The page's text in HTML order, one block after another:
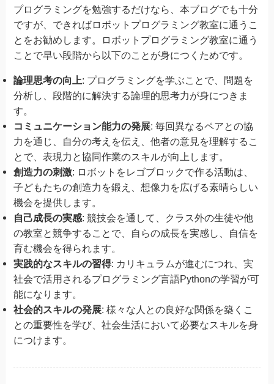
プログラミングを勉強するだけなら、本ブログでも十分
ですが、できればロボットプログラミング教室に通うこ
とをお勧めします。ロボットプログラミング教室に通う
ことで早い段階から以下のことが身につくためです。
論理思考の向上: プログラミングを学ぶことで、問題を
分析し、段階的に解決する論理的思考力が身につきま
す。
コミュニケーション能力の発展: 毎回異なるペアとの協
力を通じ、自分の考えを伝え、他者の意見を理解するこ
とで、表現力と協同作業のスキルが向上します。
創造力の刺激: ロボットをレゴブロックで作る活動は、
子どもたちの創造力を鍛え、想像力を広げる素晴らしい
機会を提供します。
自己成長の実感: 競技会を通して、クラス外の生徒や他
の教室と競争することで、自らの成長を実感し、自信を
育む機会を得られます。
実践的なスキルの習得: カリキュラムが進むにつれ、実
社会で活用されるプログラミング言語Pythonの学習が可
能になります。
社会的スキルの発展: 様々な人との良好な関係を築くこ
との重要性を学び、社会生活において必要なスキルを身
につけます。